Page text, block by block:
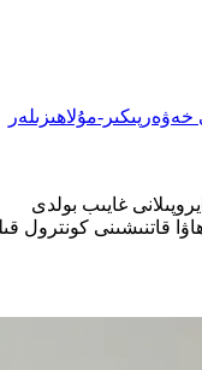
خەۋەر پىكىر-مۇلاھىزىلەر
قىلغۇچىلارنىڭ رۇسىيەنىڭ يىراق